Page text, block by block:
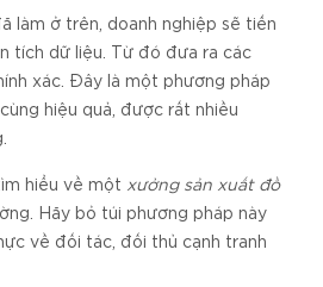
làm ở trên, doanh nghiệp sẽ tiến
tích dữ liệu. Từ đó đưa ra các
xác. Đây là một phương pháp
hiệu quả, được rất nhiều
hiểu về một xưởng sản xuất đồ
Hãy bỏ túi phương pháp này
về đối tác, đối thủ cạnh tranh